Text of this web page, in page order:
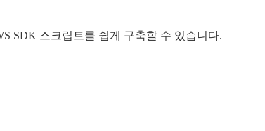
SDK 스크립트를 쉽게 구축할 수 있습니다.